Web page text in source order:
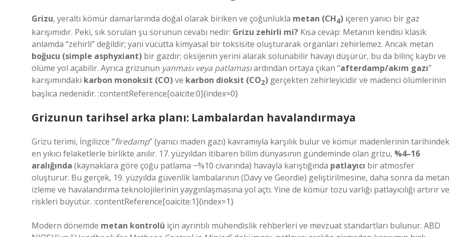
Grizu, yeraltı kömür damarlarında doğal olarak biriken ve çoğunlukla metan (CH4) içeren yanıcı bir gaz
karışımıdır. Peki, sık sorulan şu sorunun cevabı nedir: Grizu zehirli mi? Kısa cevap: Metanın kendisi klasik
anlamda “zehirli” değildir; yani vücutta kimyasal bir toksisite oluşturarak organları zehirlemez. Ancak metan
boğucu (simple asphyxiant) bir gazdır; oksijenin yerini alarak solunabilir havayı düşürür, bu da bilinç kaybı ve
ölüme yol açabilir. Ayrıca grizunun yanması veya patlamasıardından ortaya çıkan “afterdamp/akım gazı”
karışımındaki karbon monoksit (CO)ve karbon dioksit (CO2) gerçekten zehirleyicidirve madenci ölümlerinin
başlıca nedenidir. :contentReference[oaicite:0]{index=0}
Grizunun tarihsel arka planı: Lambalardan havalandırmaya
Grizu terimi, İngilizce “firedamp” (yanıcı maden gazı) kavramıyla karşılık bulur ve kömür madenlerinin
en yıkıcı felaketlerle birlikte anılır. 17. yüzyıldan itibaren bilim dünyasının gündeminde olan grizu, %4–16
aralığında (kaynaklara göre çoğu patlama ~%10 civarında) havayla karıştığında patlayıcı bir atmosfer
oluşturur. Bu gerçek, 19. yüzyılda güvenlik lambalarının (Davy ve Geordie) geliştirilmesine, daha sonra da metan
izleme ve havalandırma teknolojilerinin yaygınlaşmasına yol açtı. Yine de kömür tozu varlığı patlayıcılığı artırır ve
riskleri büyütür. :contentReference[oaicite:1]{index=1}
Modern dönemde metan kontrolü için ayrıntılı mühendislik rehberleri ve mevzuat standartları bulunur. ABD